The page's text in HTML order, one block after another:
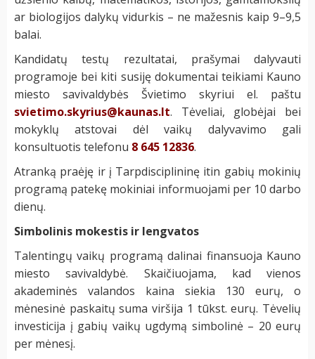
ar biologijos dalykų vidurkis – ne mažesnis kaip 9–9,5
balai.
Kandidatų testų rezultatai, prašymai dalyvauti
programoje bei kiti susiję dokumentai teikiami Kauno
miesto savivaldybės Švietimo skyriui el. paštu
svietimo.skyrius@kaunas.lt. Tėveliai, globėjai bei
mokyklų atstovai dėl vaikų dalyvavimo gali
konsultuotis telefonu 8 645 12836.
Atranką praėję ir į Tarpdisciplininę itin gabių mokinių
programą patekę mokiniai informuojami per 10 darbo
dienų.
Simbolinis mokestis ir lengvatos
Talentingų vaikų programą dalinai finansuoja Kauno
miesto savivaldybė. Skaičiuojama, kad vienos
akademinės valandos kaina siekia 130 eurų, o
mėnesinė paskaitų suma viršija 1 tūkst. eurų. Tėvelių
investicija į gabių vaikų ugdymą simbolinė – 20 eurų
per mėnesį.